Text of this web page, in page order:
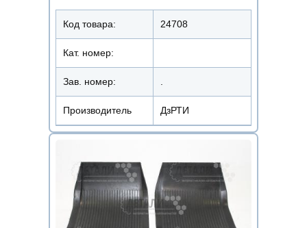
Код товара: 24708
Кат. номер:
Зав. номер:
Производитель ДзРТИ